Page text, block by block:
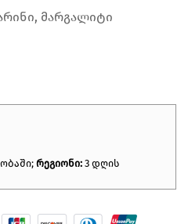
მარგალიტი
რეგიონი: 3 დღის